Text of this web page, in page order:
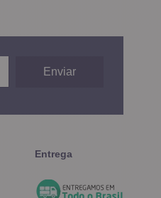
Entrega